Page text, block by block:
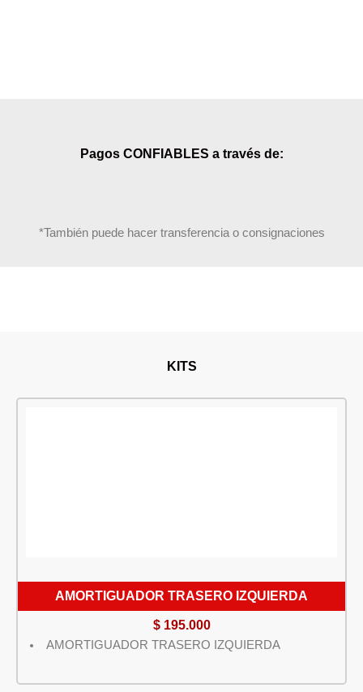
Pagos CONFIABLES a través de:
*También puede hacer transferencia o consignaciones
KITS
AMORTIGUADOR TRASERO IZQUIERDA
$195.000
AMORTIGUADOR TRASERO IZQUIERDA